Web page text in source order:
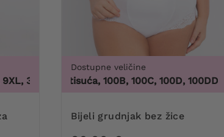
,3XL, 4XL, 5XL, 6XL, 7XL, 8XL, 9XL
Dostupne veličine
100 tisuća, 100B, 100C, 100D, 100DD,
Bijeli grudnjak bez žice